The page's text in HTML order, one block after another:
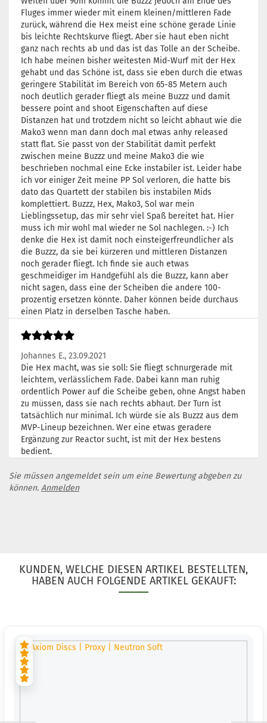
Fluges immer wieder mit einem kleinen/mittleren Fade
zurück, während die Hex meist eine schöne gerade Linie
bis leichte Rechtskurve fliegt. Aber sie haut eben nicht
ganz nach rechts ab und das ist das Tolle an der Scheibe.
Ich habe meinen bisher weitesten Mid-Wurf mit der Hex
gehabt und das Schöne ist, dass sie eben durch die etwas
geringere Stabilität im Bereich von 65-85 Metern auch
noch deutlich gerader fliegt als meine Buzzz und damit
bessere point and shoot Eigenschaften auf diese
Distanzen hat und trotzdem nicht so leicht abhaut wie die
Mako3 wenn man dann doch mal etwas anhy released
statt flat. Sie passt von der Stabilität damit perfekt
zwischen meine Buzzz und meine Mako3 die wie
beschrieben nochmal eine Ecke instabiler ist. Leider habe
ich vor einiger Zeit meine PP Sol verloren, die hatte bis
dato das Quartett der stabilen bis instabilen Mids
komplettiert. Buzzz, Hex, Mako3, Sol war mein
Lieblingssetup, das mir sehr viel Spaß bereitet hat. Hier
muss ich mir wohl mal wieder ne Sol nachlegen. :-) Ich
denke die Hex ist damit noch einsteigerfreundlicher als
die Buzzz, da sie bei kürzeren und mittleren Distanzen
noch gerader fliegt. Ich finde sie auch etwas
geschmeidiger im Handgefühl als die Buzzz, kann aber
nicht sagen, dass eine der Scheiben die andere 100-
prozentig ersetzen könnte. Daher können beide durchaus
einen Platz in derselben Tasche haben.
Johannes E., 23.09.2021
Die Hex macht, was sie soll: Sie fliegt schnurgerade mit
leichtem, verlässlichem Fade. Dabei kann man ruhig
ordentlich Power auf die Scheibe geben, ohne Angst haben
zu müssen, dass sie nach rechts abhaut. Der Turn ist
tatsächlich nur minimal. Ich würde sie als Buzzz aus dem
MVP-Lineup bezeichnen. Wer eine etwas geradere
Ergänzung zur Reactor sucht, ist mit der Hex bestens
bedient.
Sie müssen angemeldet sein um eine Bewertung abgeben zu
können. Anmelden
KUNDEN, WELCHE DIESEN ARTIKEL BESTELLTEN,
HABEN AUCH FOLGENDE ARTIKEL GEKAUFT: